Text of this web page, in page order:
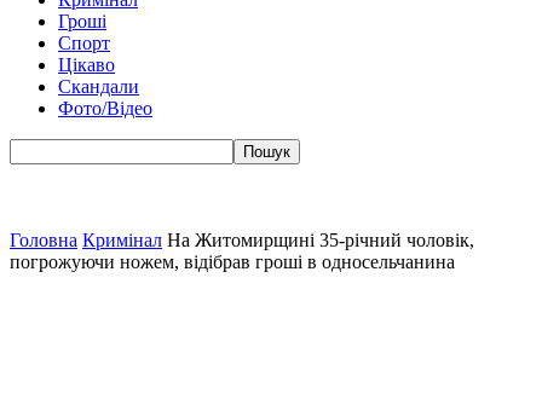
Гроші
Спорт
Цікаво
Скандали
Фото/Відео
Головна Кримінал На Житомирщині 35-річний чоловік,
погрожуючи ножем, відібрав гроші в односельчанина